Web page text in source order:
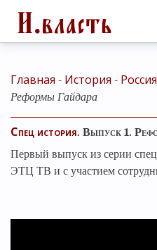
Главная - История - Россия
Реформы Гайдара
Спец история. Выпуск 1.
Первый выпуск из серии
ЭТЦ ТВ и с участием